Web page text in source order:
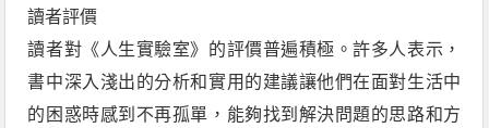
讀者評價
讀者對《人生實驗室》的評價普遍積極。許多人表示，
書中深入淺出的分析和實用的建議讓他們在面對生活中
的困惑時感到不再孤單，能夠找到解決問題的思路和方